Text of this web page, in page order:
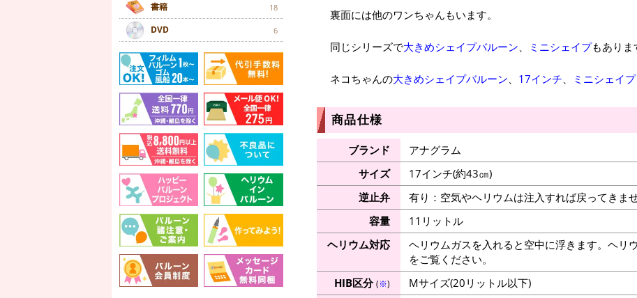
書籍 18
DVD 6
裏面には他のワンちゃんもいます。
同じシリーズで大きめシェイプバルーン ミニシェイプもありま
ネコちゃんの大きめシェイプバルーン 17インチ ミニシェイプ
商品仕様
ブランド
アナグラム
サイズ
17インチ(約43㎝)
逆止弁
有り：空気やヘリウムは注入すれば戻ってきま
容量
11リットル
ヘリウム対応
ヘリウムガスを入れると空中に浮きます。ヘリ
をご覧ください。
HIB区分(※)
Mサイズ(20リットル以下)